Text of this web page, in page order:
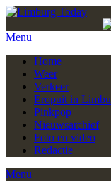
Menu
Home
Weer
Verkeer
Eropuit in
Pinkpop
Nieuwsarchief
Foto en video
Redactie
Menu